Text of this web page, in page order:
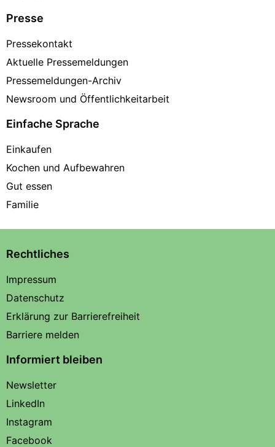
Presse
Pressekontakt
Aktuelle Pressemeldungen
Pressemeldungen-Archiv
Newsroom und Öffentlichkeitarbeit
Einfache Sprache
Einkaufen
Kochen und Aufbewahren
Gut essen
Familie
Rechtliches
Impressum
Datenschutz
Erklärung zur Barrierefreiheit
Barriere melden
Informiert bleiben
Newsletter
LinkedIn
Instagram
Facebook